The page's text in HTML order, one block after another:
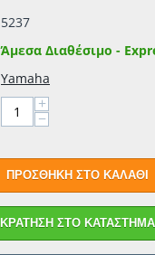
5237
Άμεσα Διαθέσιμο -
Yamaha
+
−
ΠΡΟΣΘΉΚΗ ΣΤΟ ΚΑΛΆΘΙ
ΚΡΆΤΗΣΗ ΣΤΟ ΚΑΤΆΣΤΗΜΑ